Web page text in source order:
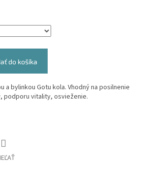
do košíka
a bylinkou Gotu kola. Vhodný na posilnenie
podporu vitality, osvieženie.